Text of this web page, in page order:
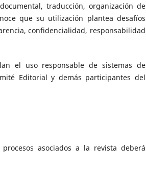
traducción, organización de
que su utilización plantea desafíos
confidencialidad, responsabilidad
el uso responsable de sistemas de
Editorial y demás participantes del
asociados a la revista deberá